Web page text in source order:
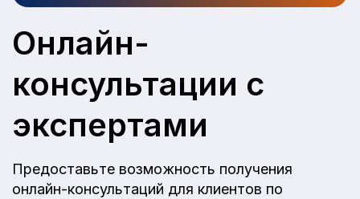
Онлайн-
консультации с
экспертами
Предоставьте возможность получения
онлайн-консультаций для клиентов по